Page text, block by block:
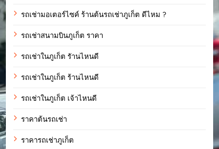
รถเช่ามอเตอร์ไซค์ ร้านต้นรถเช่าภูเก็ต ดีไหม ?
รถเช่าสนามบินภูเก็ต ราคา
รถเช่าในภูเก็ต รัานไหนดี
รถเช่าในภูเก็ต ร้านไหนดี
รถเช่าในภูเก็ต เจ้าไหนดี
ราคาต้นรถเช่า
ราคารถเช่าภูเก็ต